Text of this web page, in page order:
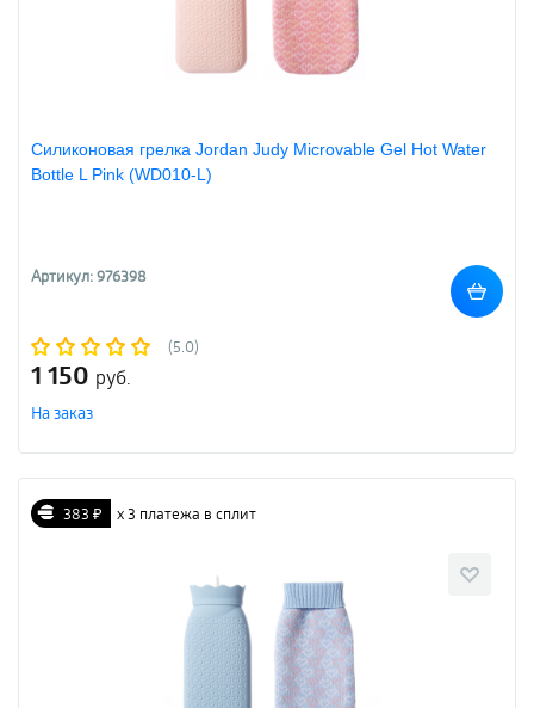
Силиконовая грелка Jordan Judy Microvable Gel Hot Water
Bottle L Pink (WD010-L)
Артикул: 976398
(5.0)
1 150 руб.
На заказ
383 ₽ х 3 платежа в сплит